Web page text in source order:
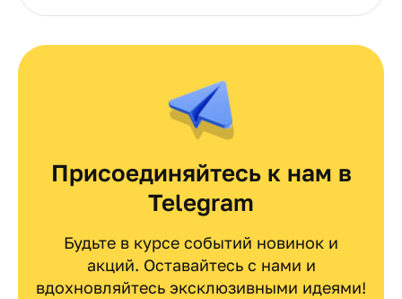
Присоединяйтесь к нам в
Telegram
Будьте в курсе событий новинок и
акций. Оставайтесь с нами и
вдохновляйтесь эксклюзивными идеями!